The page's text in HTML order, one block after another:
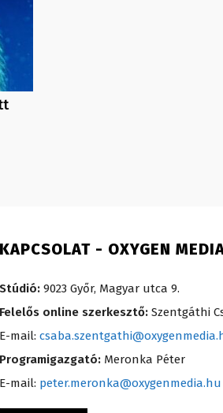
KAPCSOLAT - OXYGEN
Stúdió: 9023 Győr, Magyar utca 9.
Felelős online szerkesztő: Szentgáthi
E-mail:
Programigazgató: Meronka Péter
E-mail: peter.meronka@oxygenmedia.hu